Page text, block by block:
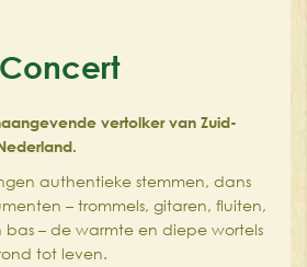
vertolker van Zuid-
authentieke stemmen, dans
– trommels, gitaren, fluiten,
– de warmte en diepe wortels
tot leven.